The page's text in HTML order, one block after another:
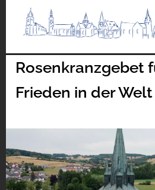
Rosenkranzgebet
Frieden in der Welt